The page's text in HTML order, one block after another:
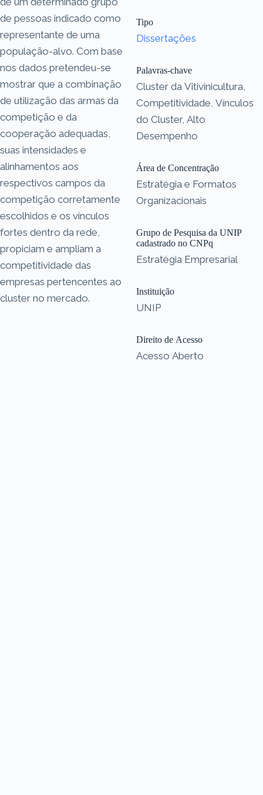
de pessoas indicado como
representante de uma
população-alvo. Com base
nos dados pretendeu-se
mostrar que a combinação
de utilização das armas da
competição e da
cooperação adequadas,
suas intensidades e
alinhamentos aos
respectivos campos da
competição corretamente
escolhidos e os vínculos
fortes dentro da rede,
propiciam e ampliam a
competitividade das
empresas pertencentes ao
cluster no mercado.
Tipo
Dissertações
Palavras-chave
Cluster da Vitivinicultura,
Competitividade, Vínculos
do Cluster, Alto
Desempenho
Área de Concentração
Estratégia e Formatos
Organizacionais
Grupo de Pesquisa da UNIP
cadastrado no CNPq
Estratégia Empresarial
Instituição
UNIP
Direito de Acesso
Acesso Aberto